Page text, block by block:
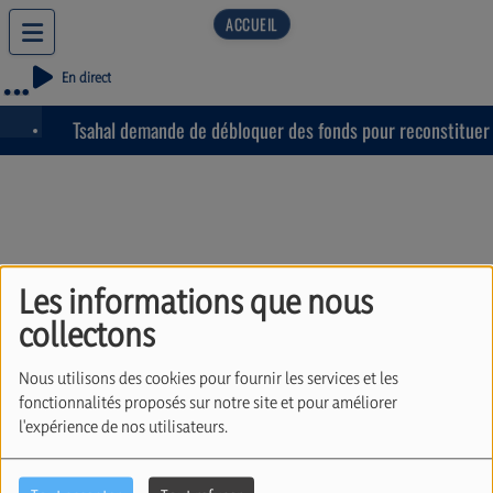
Les informations que nous
collectons
Nous utilisons des cookies pour fournir les services et les
fonctionnalités proposés sur notre site et pour améliorer
l'expérience de nos utilisateurs.
En direct
Tsahal demande de débloquer des fonds pour
Voyage à Auschwitz-
Birkenau le 22 Mars
organisé par Radio
Judaïca. Avec Olivier